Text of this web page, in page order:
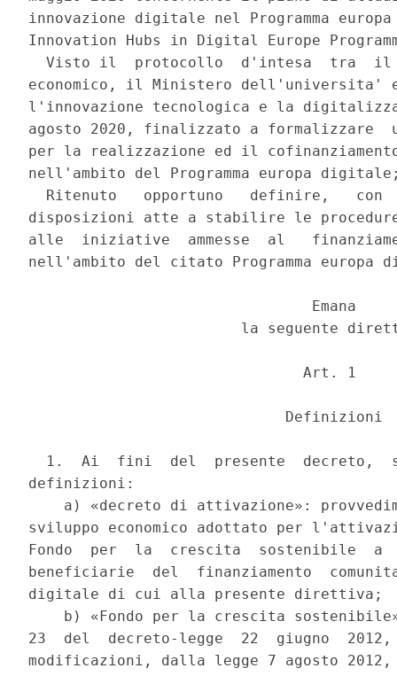
innovazione digitale nel Programma
Innovation Hubs in Digital Europe
Visto il  protocollo  d'intesa  tra
economico, il Ministero dell'universita'
l'innovazione tecnologica e la
agosto 2020, finalizzato a formalizzare
per la realizzazione ed il
nell'ambito del Programma europa
Ritenuto   opportuno   definire,   con
disposizioni atte a stabilire le
alle  iniziative  ammesse  al
nell'ambito del citato Programma
                                Emana
la seguente
                               Art. 1
                             Definizioni
1.  Ai  fini  del  presente  decreto,
definizioni:
a) «decreto di attivazione»:
sviluppo economico adottato per
Fondo  per  la  crescita  sostenibile
beneficiarie  del  finanziamento
digitale di cui alla presente direttiva;
b) «Fondo per la crescita
23  del  decreto-legge  22  giugno
modificazioni, dalla legge 7 agosto